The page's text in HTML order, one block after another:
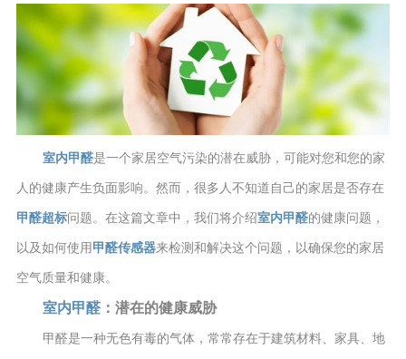
室内甲醛是一个家居空气污染的潜在威胁，可能对您和您的家
人的健康产生负面影响。然而，很多人不知道自己的家居是否存在
甲醛超标问题。在这篇文章中，我们将介绍室内甲醛的健康问题，
以及如何使用甲醛传感器来检测和解决这个问题，以确保您的家居
空气质量和健康。
室内甲醛：潜在的健康威胁
甲醛是一种无色有毒的气体，常常存在于建筑材料、家具、地